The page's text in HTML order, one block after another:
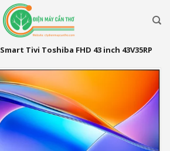
Smart Tivi Toshiba FHD 43 inch 43V35RP